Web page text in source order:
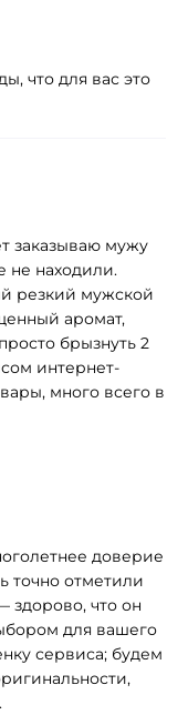
что для вас это
заказываю мужу
не находили.
резкий мужской
аромат,
брызнуть 2
интернет-
много всего в
доверие
точно отметили
здорово, что он
для вашего
сервиса; будем